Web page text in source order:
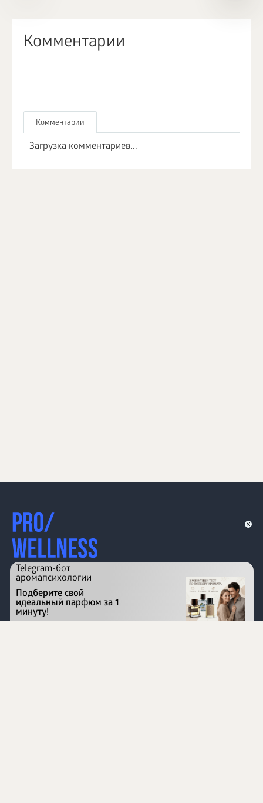
Комментарии
Комментарии
Загрузка комментариев...
Перейти на сайт
Telegram-бот
аромапсихологии
Подберите свой
идеальный парфюм за 1
минуту!